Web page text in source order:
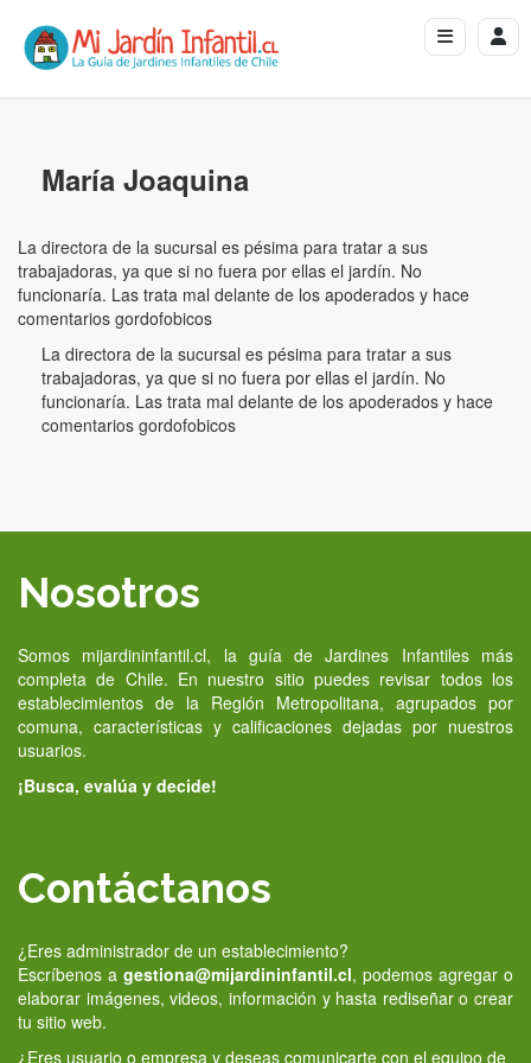
María Joaquina
La directora de la sucursal es pésima para tratar a sus
trabajadoras, ya que si no fuera por ellas el jardín. No
funcionaría. Las trata mal delante de los apoderados y hace
comentarios gordofobicos
La directora de la sucursal es pésima para tratar a sus
trabajadoras, ya que si no fuera por ellas el jardín. No
funcionaría. Las trata mal delante de los apoderados y hace
comentarios gordofobicos
Nosotros
Somos mijardininfantil.cl, la guía de Jardines Infantiles más
completa de Chile. En nuestro sitio puedes revisar todos los
establecimientos de la Región Metropolitana, agrupados por
comuna, características y calificaciones dejadas por nuestros
usuarios.
¡Busca, evalúa y decide!
Contáctanos
¿Eres administrador de un establecimiento?
Escríbenos a gestiona@mijardininfantil.cl, podemos agregar o
elaborar imágenes, videos, información y hasta rediseñar o crear
tu sitio web.
¿Eres usuario o empresa y deseas comunicarte con el equipo de